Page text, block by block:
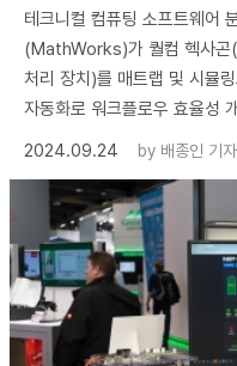
테크니컬 컴퓨팅 소프트웨어
(MathWorks)가 퀄컴 헥사
처리 장치)를 매트랩 및 시뮬
자동화로 워크플로우 효율성
2024.09.24
by 배종인 기자